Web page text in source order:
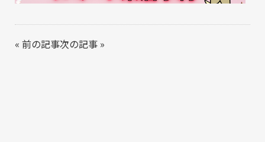
« 前の記事次の記事 »